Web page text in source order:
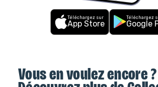
Téléchargez sur
App Store
Téléchargez
Google
Vous en voulez encore ?